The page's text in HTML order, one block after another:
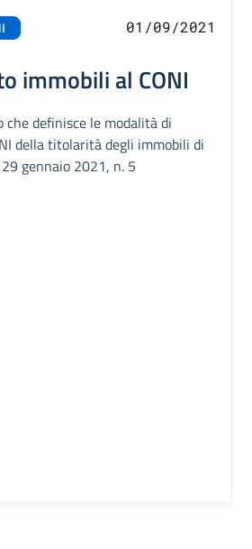
01/09/2021
immobili al CONI
che definisce le modalità di
della titolarità degli immobili di
gennaio 2021, n. 5